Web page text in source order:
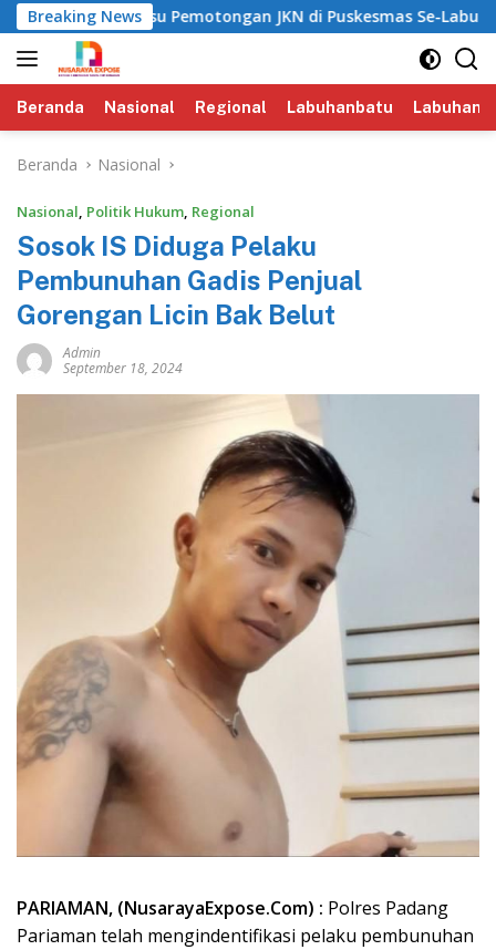
Langsung
ke
konten
Breaking News
Isu Pemotongan JKN di Puskesmas Se-Labuhanbatu‎‎
Beranda Nasional Regional Labuhanbatu
Beranda Nasional
Nasional, Politik Hukum, Regional
Sosok IS Diduga Pelaku
Pembunuhan Gadis Penjual
Gorengan Licin Bak Belut
Admin
September 18, 2024
PARIAMAN, (NusarayaExpose.Com) : Polres Padang
Pariaman telah mengindentifikasi pelaku pembunuhan